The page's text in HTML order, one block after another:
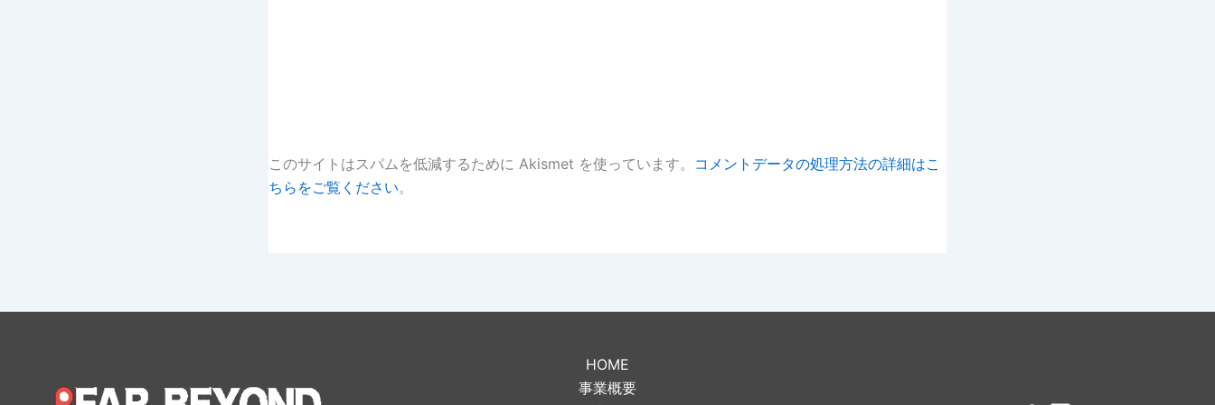
このサイトはスパムを低減するために Akismet を使っています。 コメントデータの処理方法の詳細はこ
ちらをご覧ください。
HOME
事業概要